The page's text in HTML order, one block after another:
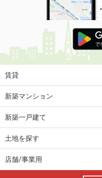
賃貸
新築マンション
新築一戸建て
土地を探す
店舗/事業用